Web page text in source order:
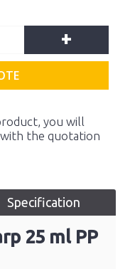
+
you will
the quotation
Specification
25 ml PP